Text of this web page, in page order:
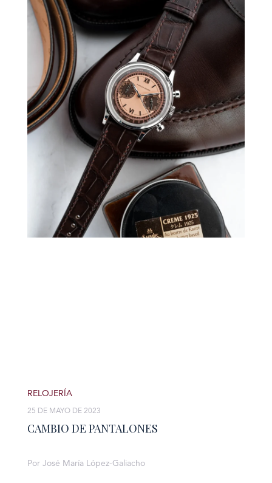
CAMBIO DE PANTALONES
25 DE MAYO DE 2023
RELOJERÍA
Por José María López-Galiacho